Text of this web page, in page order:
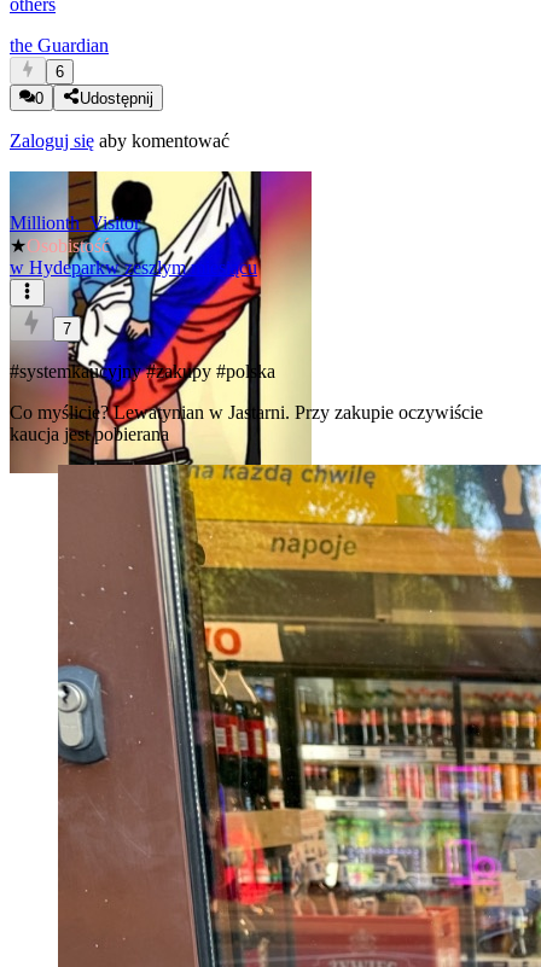
the Guardian
6
0
Udostępnij
Zaloguj się aby komentować
Millionth_Visitor
★Osobistość
w Hydeparkw zeszłym miesiącu
7
#systemkaucyjny #zakupy #polska
Co myślicie? Lewatynian w Jastarni. Przy zakupie oczywiście
kaucja jest pobierana